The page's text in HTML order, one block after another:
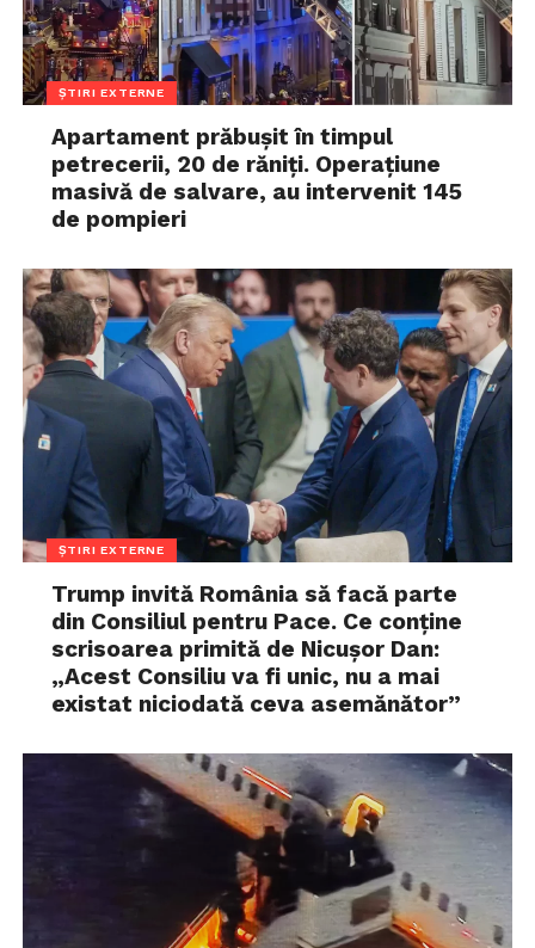
ȘTIRI EXTERNE
Apartament prăbușit în timpul
petrecerii, 20 de răniți. Operațiune
masivă de salvare, au intervenit 145
de pompieri
ȘTIRI EXTERNE
Trump invită România să facă parte
din Consiliul pentru Pace. Ce conține
scrisoarea primită de Nicușor Dan:
„Acest Consiliu va fi unic, nu a mai
existat niciodată ceva asemănător”